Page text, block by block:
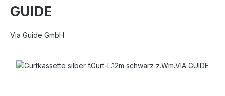
GUIDE
Via Guide GmbH
Bildergalerie überspringen